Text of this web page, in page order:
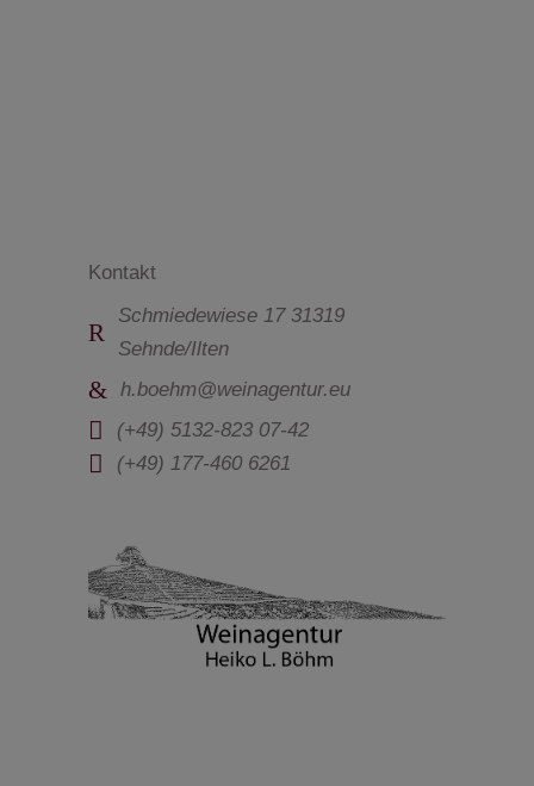
Kontakt
Schmiedewiese 17 31319
Sehnde/Ilten
h.boehm@weinagentur.eu
(+49) 5132-823 07-42
(+49) 177-460 6261